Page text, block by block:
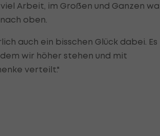
Arbeit, im Großen und Ganzen
oben.
auch ein bisschen Glück dabei. Es
wir höher stehen und mit
verteilt."